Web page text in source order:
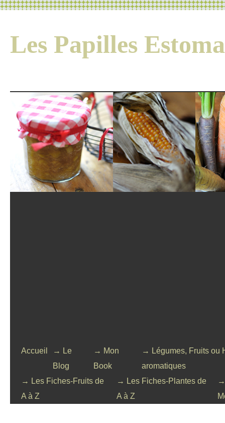
Les Papilles
Accueil
→ Le
Blog
→ Mon
Book
→ Légumes, Fruits ou
aromatiques
→ Les Fiches-Fruits de
A à Z
→ Les Fiches-Plantes de
A à Z
→